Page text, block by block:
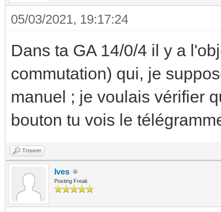
05/03/2021, 19:17:24
Dans ta GA 14/0/4 il y a
commutation) qui, je
manuel ; je voulais vérifier
bouton tu vois le
Trouver
Ives
Posting Freak